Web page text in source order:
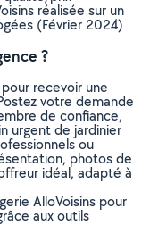
réalisée sur un
(Février 2024)
?
recevoir une
votre demande
de confiance,
urgent de jardinier
ou
photos de
idéal, adapté à
AlloVoisins pour
aux outils